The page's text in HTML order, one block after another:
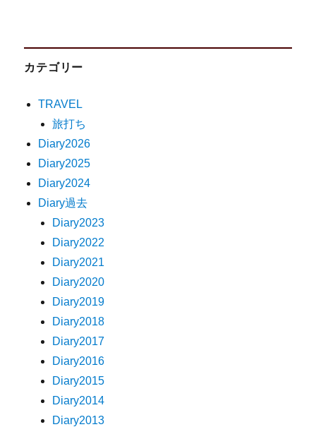
カテゴリー
TRAVEL
旅打ち
Diary2026
Diary2025
Diary2024
Diary過去
Diary2023
Diary2022
Diary2021
Diary2020
Diary2019
Diary2018
Diary2017
Diary2016
Diary2015
Diary2014
Diary2013